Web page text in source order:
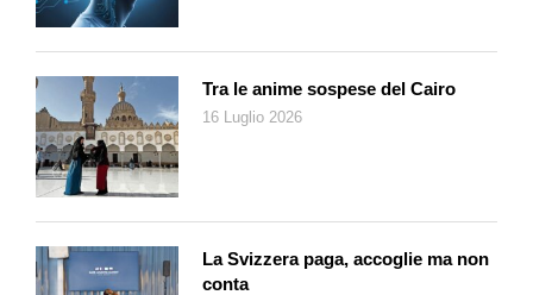
Tra le anime sospese del Cairo
16 Luglio 2026
La Svizzera paga, accoglie ma non
conta